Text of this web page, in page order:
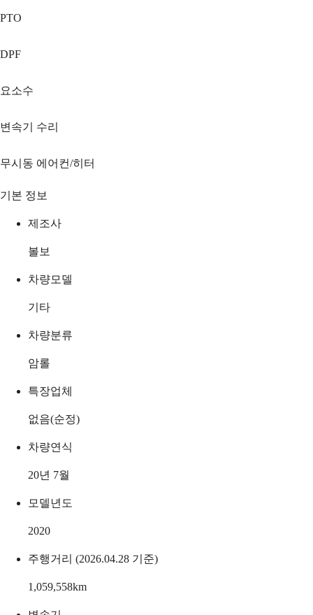
PTO
DPF
요소수
변속기 수리
무시동 에어컨/히터
기본 정보
제조사
볼보
차량모델
기타
차량분류
암롤
특장업체
없음(순정)
차량연식
20년 7월
모델년도
2020
주행거리 (2026.04.28 기준)
1,059,558km